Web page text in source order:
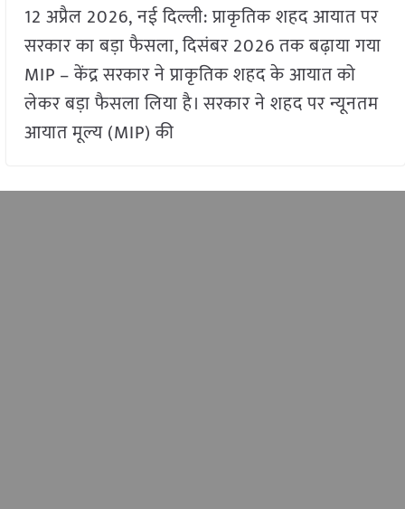
12 अप्रैल 2026, नई दिल्ली: प्राकृतिक शहद आयात पर
सरकार का बड़ा फैसला, दिसंबर 2026 तक बढ़ाया गया
MIP – केंद्र सरकार ने प्राकृतिक शहद के आयात को
लेकर बड़ा फैसला लिया है। सरकार ने शहद पर न्यूनतम
आयात मूल्य (MIP) की